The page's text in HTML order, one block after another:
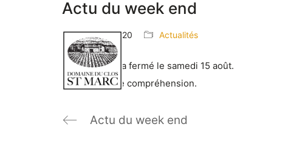
Actu du week end
15 juillet 2020 Actualités
Le caveau sera fermé le samedi 15 août.
Merci de votre compréhension.
Actu du week end